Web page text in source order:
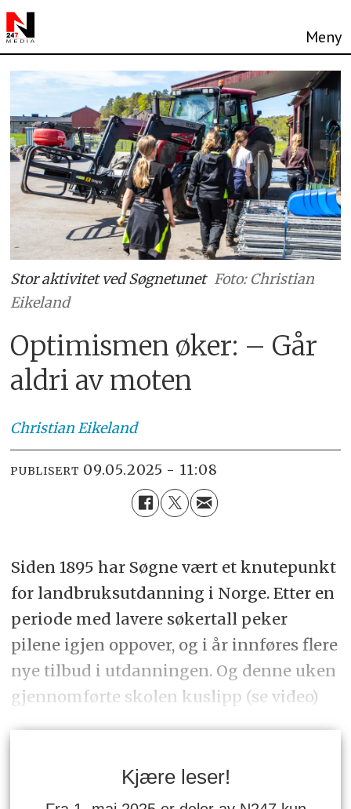
Stor aktivitet ved Søgnetunet Foto: Christian
Eikeland
Optimismen øker: – Går
aldri av moten
ChristianEikeland
PUBLISERT 09.05.2025 - 11:08
Siden 1895 har Søgne vært et knutepunkt
for landbruksutdanning i Norge. Etter en
periode med lavere søkertall peker
pilene igjen oppover, og i år innføres flere
nye tilbud i utdanningen. Og denne uken
gjennomførte skolen kuslipp (se video)
Kjære leser!